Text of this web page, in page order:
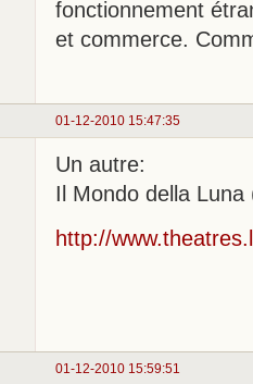
fonctionnement
et commerce.
01-12-2010 15:47:35
Un autre:
Il Mondo della
http://
01-12-2010 15:59:51